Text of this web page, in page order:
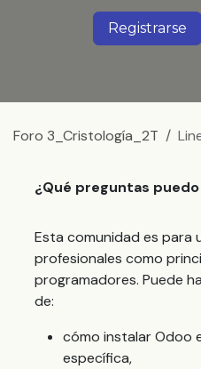
Registrarse
Foro 3_Cristología_2T
¿Qué preguntas
Esta comunidad es para
profesionales como
programadores. Puede
de:
cómo instalar Odoo
específica,